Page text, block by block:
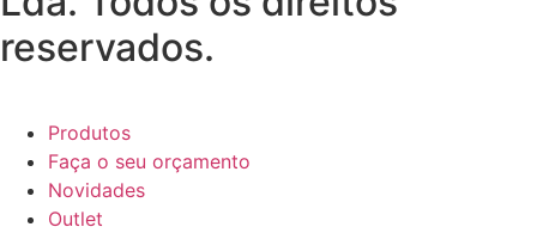
reservados.
Produtos
Faça o seu orçamento
Novidades
Outlet